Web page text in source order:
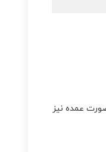
عمده نیز